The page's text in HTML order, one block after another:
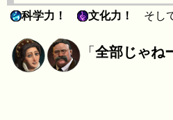
科学力！ 文化力！ そし
「全部じゃね